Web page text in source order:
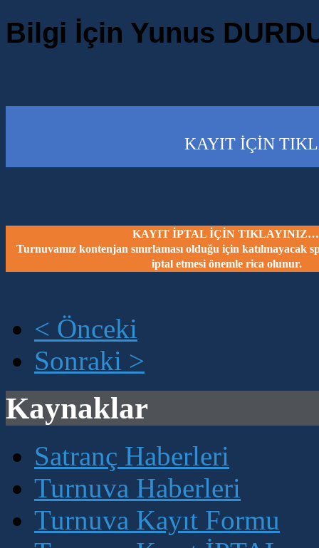
Bilgi İçin Yunus
KAYIT İÇİN
KAYIT İPTAL İÇİN
Turnuvamız kontenjan sınırlaması olduğu için katılmayacak
iptal etmesi önemle rica olunur.
< Önceki
Sonraki >
Kaynaklar
Satranç Haberleri
Turnuva Haberleri
Turnuva Kayıt Formu